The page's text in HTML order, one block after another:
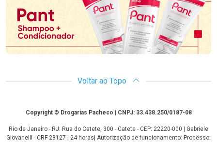
Voltar ao Topo
CopyrightCopyright © Drogarias Pacheco | CNPJ: 33.438.250/0187-08
Rio de Janeiro - RJ: Rua do Catete, 300 - Catete - CEP: 22220-000 | Gabriele
Giovanelli - CRF 28127 | 24 horas| Autorização de funcionamento: Processo: